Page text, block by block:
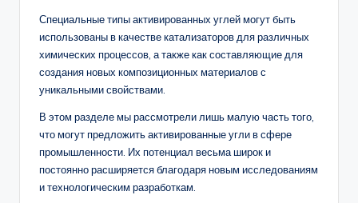
Специальные типы активированных углей могут быть
использованы в качестве катализаторов для различных
химических процессов, а также как составляющие для
создания новых композиционных материалов с
уникальными свойствами.
В этом разделе мы рассмотрели лишь малую часть того,
что могут предложить активированные угли в сфере
промышленности. Их потенциал весьма широк и
постоянно расширяется благодаря новым исследованиям
и технологическим разработкам.